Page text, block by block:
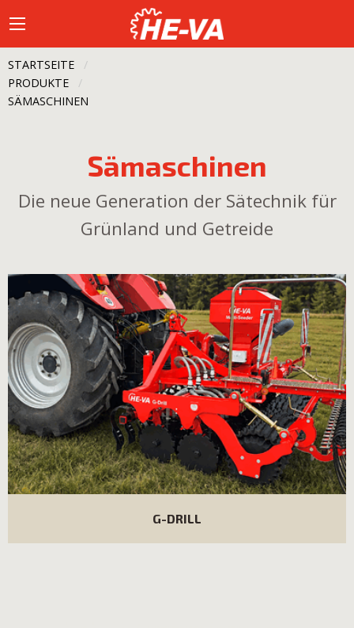
STARTSEITE
PRODUKTE
CURRENT:
SÄMASCHINEN
Sämaschinen
Die neue Generation der Sätechnik für
Grünland und Getreide
G-DRILL